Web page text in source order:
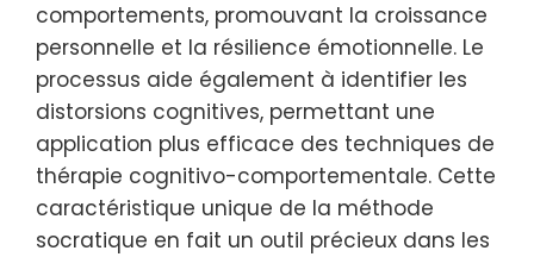
comportements, promouvant la croissance
personnelle et la résilience émotionnelle. Le
processus aide également à identifier les
distorsions cognitives, permettant une
application plus efficace des techniques de
thérapie cognitivo-comportementale. Cette
caractéristique unique de la méthode
socratique en fait un outil précieux dans les